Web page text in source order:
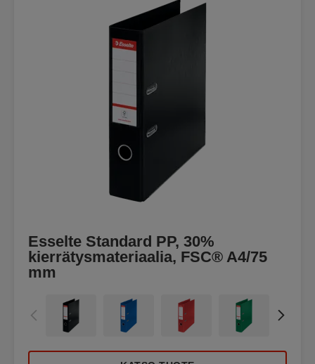
Esselte Standard PP, 30%
kierrätysmateriaalia, FSC® A4/75
mm